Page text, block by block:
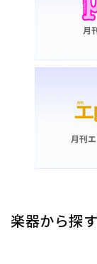
楽器から探す